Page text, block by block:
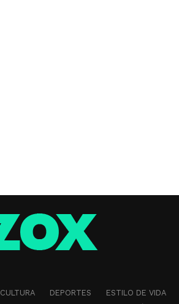
CULTURA DEPORTES ESTILO DE VIDA